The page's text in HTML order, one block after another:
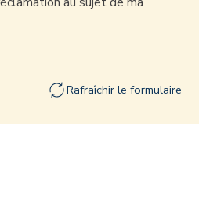
Rafraîchir le formulaire